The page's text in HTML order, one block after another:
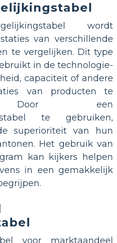
wordt
van verschillende
te vergelijken. Dit type
in de technologie-
capaciteit of andere
van producten te
Door een
te gebruiken,
superioriteit van hun
Het gebruik van
kan kijkers helpen
in een gemakkelijk
voor marktaandeel